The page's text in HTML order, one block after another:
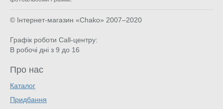
© Інтернет-магазин «Chako» 2007–2020
Графік роботи Call-центру:
В робочі дні з 9 до 16
Про нас
Каталог
Придбання